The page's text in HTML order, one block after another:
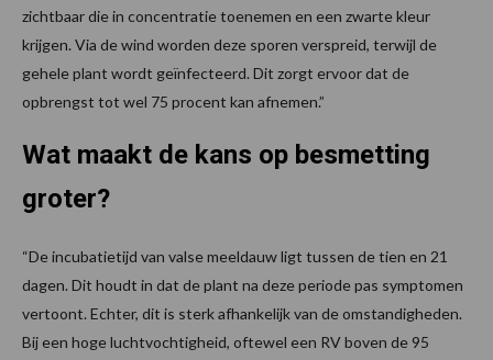
zichtbaar die in concentratie toenemen en een zwarte kleur
krijgen. Via de wind worden deze sporen verspreid, terwijl de
gehele plant wordt geïnfecteerd. Dit zorgt ervoor dat de
opbrengst tot wel 75 procent kan afnemen.”
Wat maakt de kans op besmetting
groter?
“De incubatietijd van valse meeldauw ligt tussen de tien en 21
dagen. Dit houdt in dat de plant na deze periode pas symptomen
vertoont. Echter, dit is sterk afhankelijk van de omstandigheden.
Bij een hoge luchtvochtigheid, oftewel een RV boven de 95